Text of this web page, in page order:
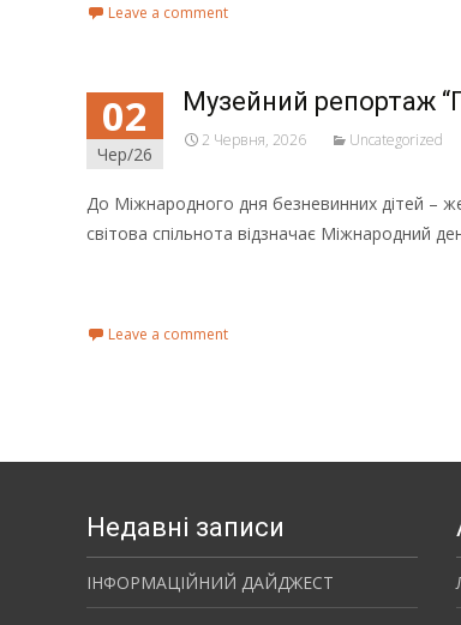
Leave a comment
02
Чер/26
Музейний репортаж
2 Червня, 2026 Uncategorized
До Міжнародного дня безневинних дітей –
світова спільнота відзначає Міжнародний
Leave a comment
Недавні записи
ІНФОРМАЦІЙНИЙ ДАЙДЖЕСТ